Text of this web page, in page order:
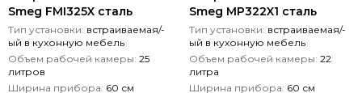
Smeg FMI325X сталь
Тип установки: встраиваемая/-
ый в кухонную мебель
Объем рабочей камеры: 25
литров
Ширина прибора: 60 см
Smeg MP322X1 сталь
Тип установки: встраиваемая/-
ый в кухонную мебель
Объем рабочей камеры: 22
литра
Ширина прибора: 60 см